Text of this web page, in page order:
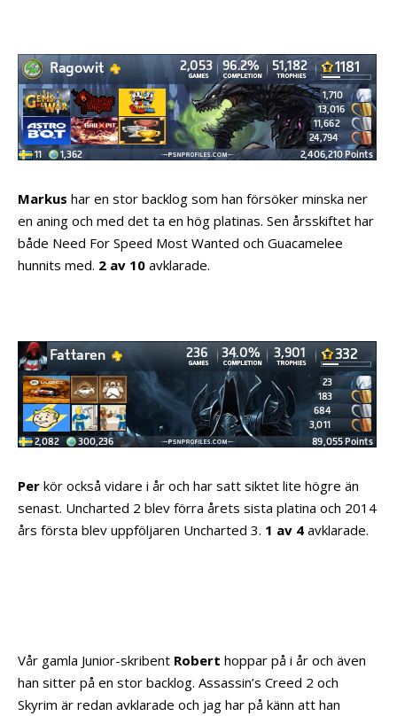
Markus har en stor backlog som han försöker minska ner
en aning och med det ta en hög platinas. Sen årsskiftet har
både Need For Speed Most Wanted och Guacamelee
hunnits med. 2 av 10 avklarade.
Per kör också vidare i år och har satt siktet lite högre än
senast. Uncharted 2 blev förra årets sista platina och 2014
års första blev uppföljaren Uncharted 3. 1 av 4 avklarade.
Vår gamla Junior-skribent Robert hoppar på i år och även
han sitter på en stor backlog. Assassin’s Creed 2 och
Skyrim är redan avklarade och jag har på känn att han